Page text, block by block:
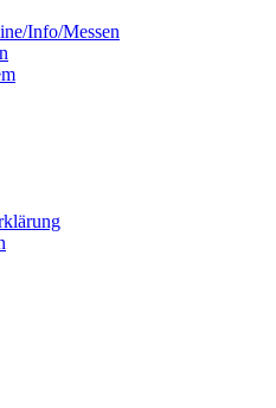
Info/Messen